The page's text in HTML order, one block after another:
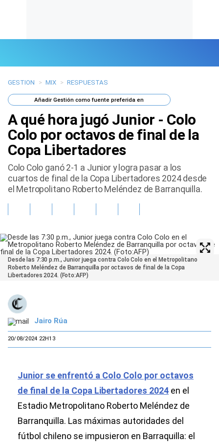
Últimas Noticias
Mi Bolsillo
Respuestas
Gente
Vida Laboral
Tendencias Mix
Sports
GESTION > MIX > RESPUESTAS
AñadirGestión como fuente preferida en
A qué hora jugó Junior - Colo
Colo por octavos de final de la
Copa Libertadores
Colo Colo ganó 2-1 a Junior y logra pasar a los
cuartos de final de la Copa Libertadores 2024 desde
el Metropolitano Roberto Meléndez de Barranquilla.
Desde las 7:30 p.m., Junior juega contra Colo Colo en el Metropolitano
Roberto Meléndez de Barranquilla por octavos de final de la Copa
Libertadores 2024. (Foto:AFP)
Jairo Rúa
20/08/2024 22H13
Junior se enfrentó a Colo Colo por octavos
de final de la Copa Libertadores 2024 en el
Estadio Metropolitano Roberto Meléndez de
Barranquilla. Las máximas autoridades del
fútbol chileno se impusieron en Barraquilla: el